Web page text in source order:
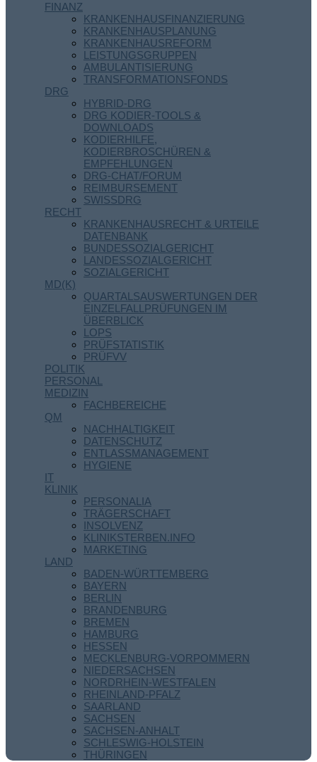
FINANZ
KRANKENHAUSFINANZIERUNG
KRANKENHAUSPLANUNG
KRANKENHAUSREFORM
LEISTUNGSGRUPPEN
AMBULANTISIERUNG
TRANSFORMATIONSFONDS
DRG
HYBRID-DRG
DRG KODIER-TOOLS &
DOWNLOADS
KODIERHILFE,
KODIERBROSCHÜREN &
EMPFEHLUNGEN
DRG-CHAT/FORUM
REIMBURSEMENT
SWISSDRG
RECHT
KRANKENHAUSRECHT & URTEILE
DATENBANK
BUNDESSOZIALGERICHT
LANDESSOZIALGERICHT
SOZIALGERICHT
MD(K)
QUARTALSAUSWERTUNGEN DER
EINZELFALLPRÜFUNGEN IM
ÜBERBLICK
LOPS
PRÜFSTATISTIK
PRÜFVV
POLITIK
PERSONAL
MEDIZIN
FACHBEREICHE
QM
NACHHALTIGKEIT
DATENSCHUTZ
ENTLASSMANAGEMENT
HYGIENE
IT
KLINIK
PERSONALIA
TRÄGERSCHAFT
INSOLVENZ
KLINIKSTERBEN.INFO
MARKETING
LAND
BADEN-WÜRTTEMBERG
BAYERN
BERLIN
BRANDENBURG
BREMEN
HAMBURG
HESSEN
MECKLENBURG-VORPOMMERN
NIEDERSACHSEN
NORDRHEIN-WESTFALEN
RHEINLAND-PFALZ
SAARLAND
SACHSEN
SACHSEN-ANHALT
SCHLESWIG-HOLSTEIN
THÜRINGEN